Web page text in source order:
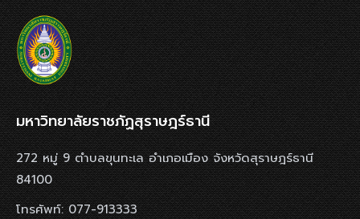
มหาวิทยาลัยราชภัฏสุราษฎร์ธานี
272 หมู่ 9 ตำบลขุนทะเล อำเภอเมือง จังหวัดสุราษฎร์ธานี
84100
โทรศัพท์: 077-913333